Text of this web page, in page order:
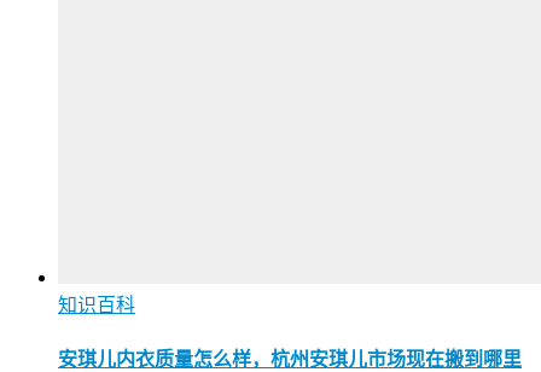
知识百科
安琪儿内衣质量怎么样，杭州安琪儿市场现在搬到哪里